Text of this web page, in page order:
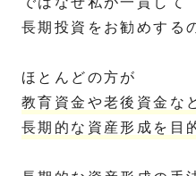
長期投資をお勧めする
ほとんどの方が
教育資金や老後資金な
長期的な資産形成を目